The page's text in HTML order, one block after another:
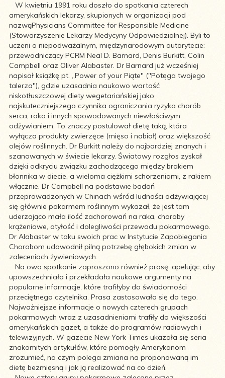
W kwietniu 1991 roku doszło do spotkania czterech
amerykańskich lekarzy, skupionych w organizacji pod
nazwąPhysicians Committee for Responsible Medicine
(Stowarzyszenie Lekarzy Medycyny Odpowiedzialnej). Byli to
uczeni o niepodważalnym, międzynarodowym autorytecie:
przewodniczący PCRM Neal D. Barnard, Denis Burkitt, Colin
Campbell oraz Oliver Alabaster. Dr Barnard już wcześniej
napisał książkę pt. „Power of your Piąte" ("Potęga twojego
talerza"), gdzie uzasadnia naukowo wartość
niskotłuszczowej diety wegetariańskiej jako
najskuteczniejszego czynnika ograniczania ryzyka chorób
serca, raka i innych spowodowanych niewłaściwym
odżywianiem. To znaczy postulował dietę taką, która
wyłącza produkty zwierzęce (mięso i nabiał) oraz większość
olejów roślinnych. Dr Burkitt należy do najbardziej znanych i
szanowanych w świecie lekarzy. Światowy rozgłos zyskał
dzięki odkryciu związku zachodzącego między brakiem
błonnika w diecie, a wieloma ciężkimi schorzeniami, z rakiem
włącznie. Dr Campbell na podstawie badań
przeprowadzonych w Chinach wśród ludności odżywiającej
się głównie pokarmem roślinnym wykazał, że jest tam
uderzająco mała ilość zachorowań na raka, choroby
krążeniowe, otyłość i dolegliwości przewodu pokarmowego.
Dr Alabaster w toku swoich prac w Instytucie Zapobiegania
Chorobom udowodnił pilną potrzebę głębokich zmian w
zaleceniach żywieniowych.
Na owo spotkanie zaproszono również prasę, apelując, aby
upowszechniała i przekładała naukowe argumenty na
popularne informacje, które trafiłyby do świadomości
przeciętnego czytelnika. Prasa zastosowała się do tego.
Najważniejsze informacje o nowych czterech grupach
pokarmowych wraz z uzasadnieniami trafiły do większości
amerykańskich gazet, a także do programów radiowych i
telewizyjnych. W gazecie New York Times ukazała się seria
znakomitych artykułów, które pomogły Amerykanom
zrozumieć, na czym polega zmiana na proponowaną im
dietę bezmięsną i jak ją realizować na co dzień.